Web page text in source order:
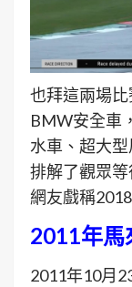
也拜這兩場
BMW安全車
水車、超大
排解了觀眾
網友戲稱
2011年馬
2011年10月